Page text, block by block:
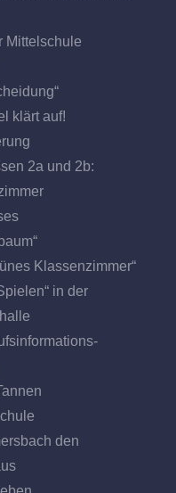
Mittelschule
klärt auf!
2a und 2b:
Klassenzimmer“
in der
den